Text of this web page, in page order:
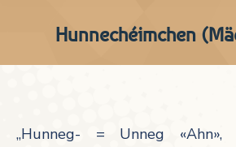
Hunnechéimchen
„Hunneg- = Unneg